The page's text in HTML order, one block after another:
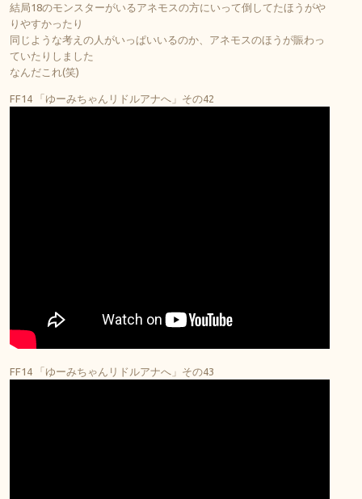
結局18のモンスターがいるアネモスの方にいって倒してたほうがや
りやすかったり
同じような考えの人がいっぱいいるのか、アネモスのほうが賑わっ
ていたりしました
なんだこれ(笑)
FF14 「ゆーみちゃんリドルアナへ」その42
FF14 「ゆーみちゃんリドルアナへ」その43